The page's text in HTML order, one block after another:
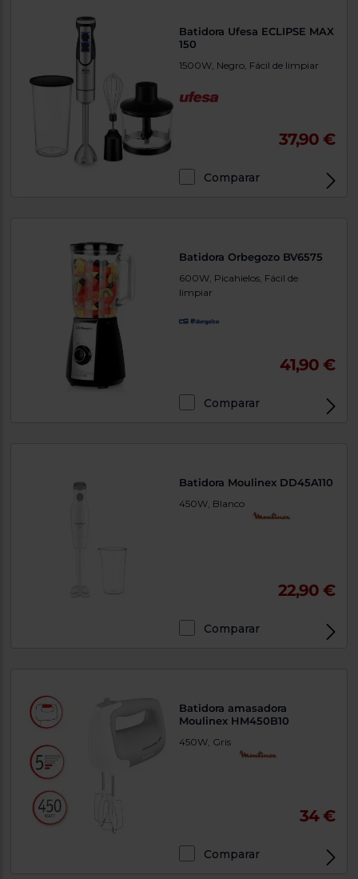
Batidora Ufesa ECLIPSE MAX
150
1500W, Negro, Fácil de limpiar
37,90 €
Comparar
Batidora Orbegozo BV6575
600W, Picahielos, Fácil de
limpiar
41,90 €
Comparar
Batidora Moulinex DD45A110
450W, Blanco
22,90 €
Comparar
Batidora amasadora
Moulinex HM450B10
450W, Gris
34 €
Comparar